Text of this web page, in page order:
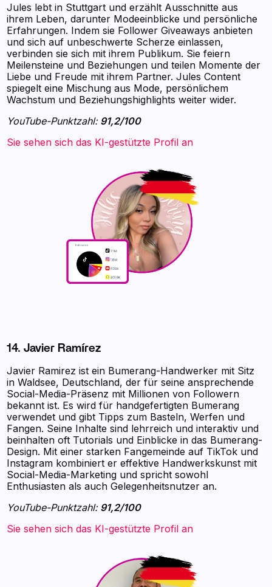
Jules lebt in Stuttgart und erzählt Ausschnitte aus
ihrem Leben, darunter Modeeinblicke und persönliche
Erfahrungen. Indem sie Follower Giveaways anbieten
und sich auf unbeschwerte Scherze einlassen,
verbinden sie sich mit ihrem Publikum. Sie feiern
Meilensteine und Beziehungen und teilen Momente der
Liebe und Freude mit ihrem Partner. Jules Content
spiegelt eine Mischung aus Mode, persönlichem
Wachstum und Beziehungshighlights weiter wider.
YouTube-Punktzahl:91,2/100
Sie sehen sich das KI-gestützte Profil an
14. Javier Ramírez
Javier Ramirez ist ein Bumerang-Handwerker mit Sitz
in Waldsee, Deutschland, der für seine ansprechende
Social-Media-Präsenz mit Millionen von Followern
bekannt ist. Es wird für handgefertigten Bumerang
verwendet und gibt Tipps zum Basteln, Werfen und
Fangen. Seine Inhalte sind lehrreich und interaktiv und
beinhalten oft Tutorials und Einblicke in das Bumerang-
Design. Mit einer starken Fangemeinde auf TikTok und
Instagram kombiniert er effektive Handwerkskunst mit
Social-Media-Marketing und spricht sowohl
Enthusiasten als auch Gelegenheitsnutzer an.
YouTube-Punktzahl:91,2/100
Sie sehen sich das KI-gestützte Profil an